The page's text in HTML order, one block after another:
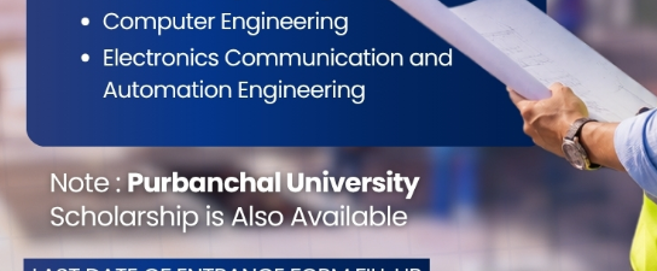
गति लिने विश्वास व्यक्त गर्नुभयो ।
शहरको रुपमा पनि चिनाउन आफूहरूले साहासिक खेल भित्र्याएको
पोखरामा २०१२ देखि साहसिक खेल भित्र्याएको हो । उहाँका अनुसार साहसिक
करोड लगानी भइसकेको छ ।
अध्यक्ष लक्ष्मण सुवेदीले चाडवाडपछि पोखराको पर्यटनमा निकै राम्रो चलायमान
शून्यतातर्फ झार्दै लगेको बताउनुभयो । “निकै राम्रो थियो दसैँ तिहारपछि प्रायः
अकुपेन्सी थियो, लोकसेवाका परीक्षा, विभिन्न सङ्घसंस्थाको सेमीनार गोष्ठी,